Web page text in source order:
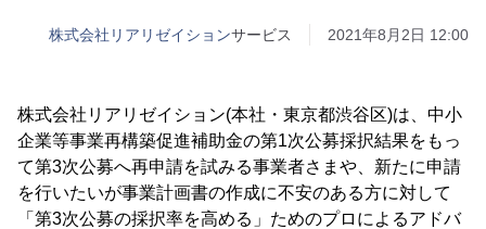
株式会社リアリゼイションサービス 2021年8月2日 12:00
株式会社リアリゼイション(本社・東京都渋谷区)は、中小
企業等事業再構築促進補助金の第1次公募採択結果をもっ
て第3次公募へ再申請を試みる事業者さまや、新たに申請
を行いたいが事業計画書の作成に不安のある方に対して
「第3次公募の採択率を高める」ためのプロによるアドバ